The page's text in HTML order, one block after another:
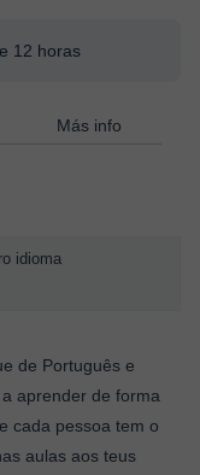
12 horas
Más info
idioma
de Português e
aprender de forma
cada pessoa tem o
aulas aos teus